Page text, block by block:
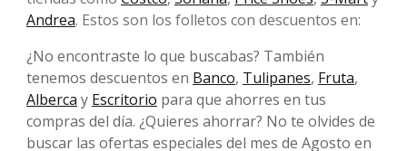
Andrea. Estos son los folletos con descuentos en:
¿No encontraste lo que buscabas? También
tenemos descuentos en Banco, Tulipanes, Fruta,
Alberca y Escritorio para que ahorres en tus
compras del día. ¿Quieres ahorrar? No te olvides de
buscar las ofertas especiales del mes de Agosto en